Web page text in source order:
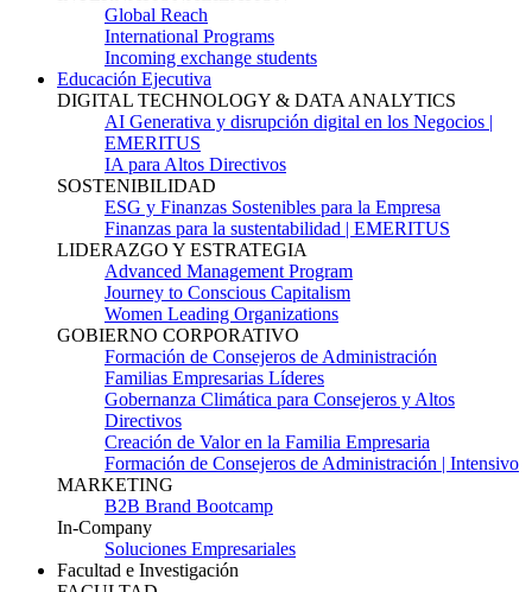
Global Reach
International Programs
Incoming exchange students
Educación Ejecutiva
DIGITAL TECHNOLOGY & DATA ANALYTICS
AI Generativa y disrupción digital en los Negocios |
EMERITUS
IA para Altos Directivos
SOSTENIBILIDAD
ESG y Finanzas Sostenibles para la Empresa
Finanzas para la sustentabilidad | EMERITUS
LIDERAZGO Y ESTRATEGIA
Advanced Management Program
Journey to Conscious Capitalism
Women Leading Organizations
GOBIERNO CORPORATIVO
Formación de Consejeros de Administración
Familias Empresarias Líderes
Gobernanza Climática para Consejeros y Altos
Directivos
Creación de Valor en la Familia Empresaria
Formación de Consejeros de Administración | Intensivo
MARKETING
B2B Brand Bootcamp
In-Company
Soluciones Empresariales
Facultad e Investigación